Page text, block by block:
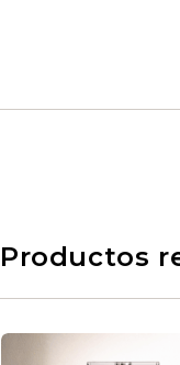
Productos